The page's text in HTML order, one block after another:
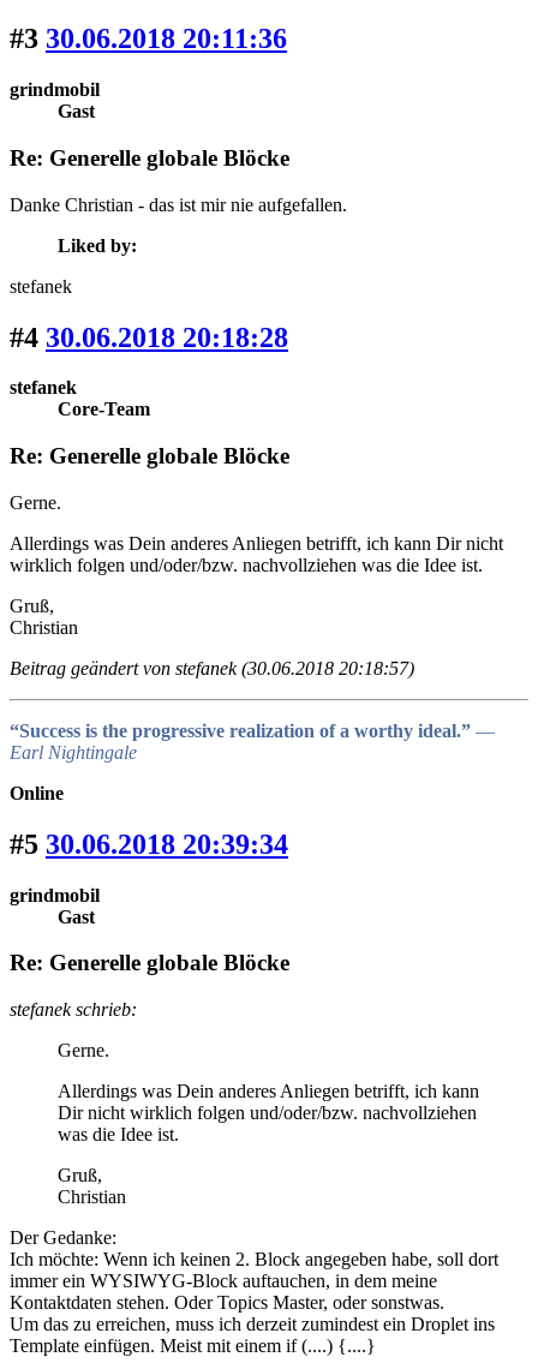
#3 30.06.2018 20:11:36
grindmobil
Gast
Re: Generelle globale Blöcke
Danke Christian - das ist mir nie aufgefallen.
Liked by:
stefanek
#4 30.06.2018 20:18:28
stefanek
Core-Team
Re: Generelle globale Blöcke
Gerne.
Allerdings was Dein anderes Anliegen betrifft, ich kann Dir nicht
wirklich folgen und/oder/bzw. nachvollziehen was die Idee ist.
Gruß,
Christian
Beitrag geändert von stefanek (30.06.2018 20:18:57)
“Success is the progressive realization of a worthy ideal.” ―
Earl Nightingale
Online
#5 30.06.2018 20:39:34
grindmobil
Gast
Re: Generelle globale Blöcke
stefanek schrieb:
Gerne.
Allerdings was Dein anderes Anliegen betrifft, ich kann
Dir nicht wirklich folgen und/oder/bzw. nachvollziehen
was die Idee ist.
Gruß,
Christian
Der Gedanke:
Ich möchte: Wenn ich keinen 2. Block angegeben habe, soll dort
immer ein WYSIWYG-Block auftauchen, in dem meine
Kontaktdaten stehen. Oder Topics Master, oder sonstwas.
Um das zu erreichen, muss ich derzeit zumindest ein Droplet ins
Template einfügen. Meist mit einem if (....) {....}